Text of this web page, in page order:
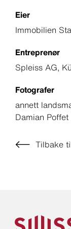
Eier
Immobilien
Entreprenør
Spleiss AG,
Fotografer
annett
Damian
Tilbake